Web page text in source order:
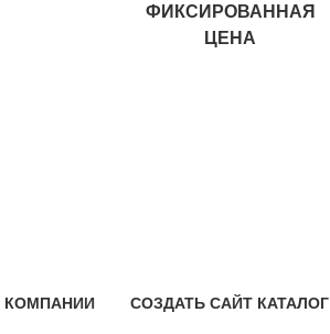
ФИКСИРОВАННАЯ
ЦЕНА
КОМПАНИИ СОЗДАТЬ САЙТ КАТАЛОГ